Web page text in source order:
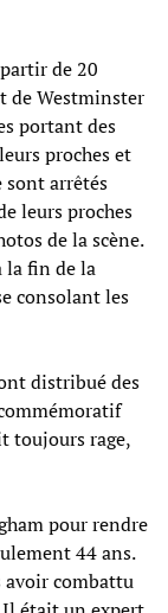
de 20
de Westminster
portant des
proches et
sont arrêtés
leurs proches
de la scène.
la fin de la
consolant les
distribué des
toujours rage,
pour rendre
44 ans.
avoir combattu